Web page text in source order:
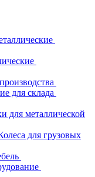
для склада
для металлической
для грузовых